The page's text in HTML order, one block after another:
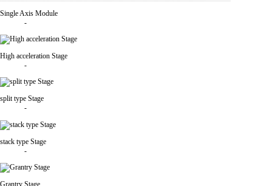
Single Axis Module
-
High acceleration Stage
-
split type Stage
-
stack type Stage
-
Grantry Stage